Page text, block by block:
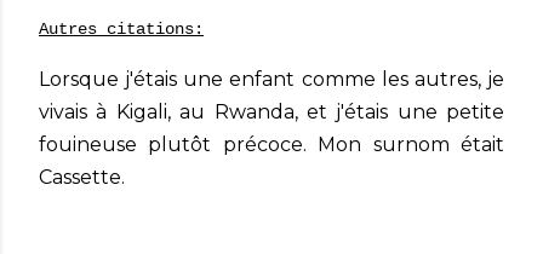
Autres citations:
Lorsque j'étais une enfant comme les autres, je
vivais à Kigali, au Rwanda, et j'étais une petite
fouineuse plutôt précoce. Mon surnom était
Cassette.